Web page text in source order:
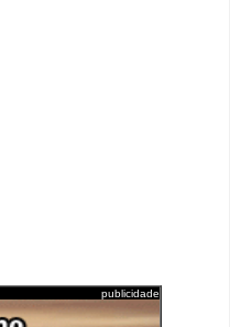
publicidade